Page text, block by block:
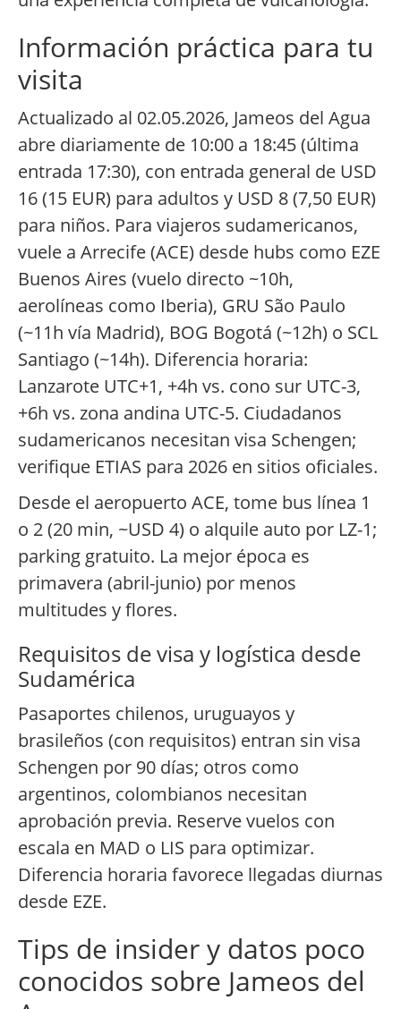
Información práctica para tu
visita
Actualizado al 02.05.2026, Jameos del Agua
abre diariamente de 10:00 a 18:45 (última
entrada 17:30), con entrada general de USD
16 (15 EUR) para adultos y USD 8 (7,50 EUR)
para niños. Para viajeros sudamericanos,
vuele a Arrecife (ACE) desde hubs como EZE
Buenos Aires (vuelo directo ~10h,
aerolíneas como Iberia), GRU São Paulo
(~11h vía Madrid), BOG Bogotá (~12h) o SCL
Santiago (~14h). Diferencia horaria:
Lanzarote UTC+1, +4h vs. cono sur UTC-3,
+6h vs. zona andina UTC-5. Ciudadanos
sudamericanos necesitan visa Schengen;
verifique ETIAS para 2026 en sitios oficiales.
Desde el aeropuerto ACE, tome bus línea 1
o 2 (20 min, ~USD 4) o alquile auto por LZ-1;
parking gratuito. La mejor época es
primavera (abril-junio) por menos
multitudes y flores.
Requisitos de visa y logística desde
Sudamérica
Pasaportes chilenos, uruguayos y
brasileños (con requisitos) entran sin visa
Schengen por 90 días; otros como
argentinos, colombianos necesitan
aprobación previa. Reserve vuelos con
escala en MAD o LIS para optimizar.
Diferencia horaria favorece llegadas diurnas
desde EZE.
Tips de insider y datos poco
conocidos sobre Jameos del